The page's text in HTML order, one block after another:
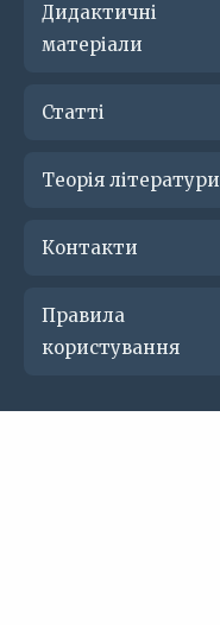
Дидактичні
матеріали
Статті
Теорія літератури
Контакти
Правила
користування